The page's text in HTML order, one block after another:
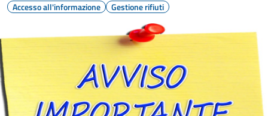
Accesso all'informazione Gestione rifiuti